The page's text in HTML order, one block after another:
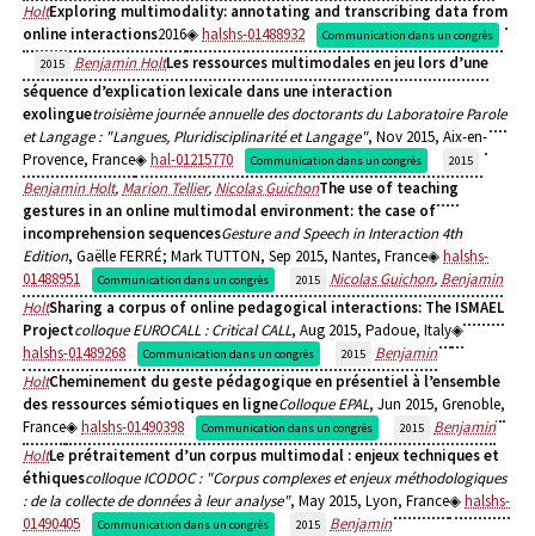
HoltExploring multimodality: annotating and transcribing data from
online interactions2016 halshs-01488932
Communication dans un congrès
2015
Benjamin HoltLes ressources multimodales en jeu lors d’une
séquence d’explication lexicale dans une interaction
exolinguetroisième journée annuelle des doctorants du Laboratoire Parole
et Langage : "Langues, Pluridisciplinarité et Langage", Nov 2015, Aix-en-
Provence, France
hal-01215770 Communication dans un congrès 2015
Benjamin Holt, Marion Tellier, Nicolas GuichonThe use of teaching
gestures in an online multimodal environment: the case of
incomprehension sequencesGesture and Speech in Interaction 4th
Edition, Gaëlle FERRÉ; Mark TUTTON, Sep 2015, Nantes, France
halshs-
01488951
Communication dans un congrès 2015 Nicolas Guichon, Benjamin
HoltSharing a corpus of online pedagogical interactions: The ISMAEL
Projectcolloque EUROCALL : Critical CALL, Aug 2015, Padoue, Italy
halshs-01489268
Communication dans un congrès 2015
Benjamin
HoltCheminement du geste pédagogique en présentiel à l’ensemble
des ressources sémiotiques en ligneColloque EPAL, Jun 2015, Grenoble,
France
halshs-01490398 Communication dans un congrès 2015
Benjamin
HoltLe prétraitement d’un corpus multimodal : enjeux techniques et
éthiquescolloque ICODOC : "Corpus complexes et enjeux méthodologiques
: de la collecte de données à leur analyse", May 2015, Lyon, France
halshs-
01490405
Communication dans un congrès 2015
Benjamin